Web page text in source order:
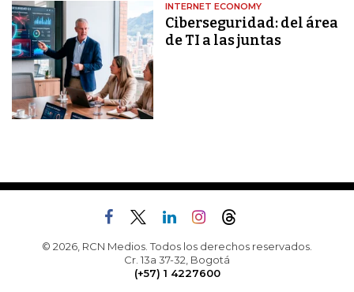
INTERNET ECONOMY
Ciberseguridad: del área
de TI a las juntas
© 2026, RCN Medios. Todos los derechos reservados.
Cr. 13a 37-32, Bogotá
(+57) 1 4227600